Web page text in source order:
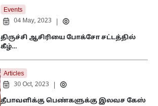
Events
04 May, 2023
திருச்சி ஆசிரியை போக்சோ சட்டத்தில்
கீழ்…
Articles
30 Oct, 2023
தீபாவளிக்கு பெண்களுக்கு இலவச கேஸ்